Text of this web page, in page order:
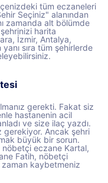
tüm eczaneleri
Seçiniz" alanından
zamanda alt bölümde
harita
İzmir, Antalya,
sıra tüm şehirlerde
gerekti. Fakat siz
hastanenin acil
ve size ilaç yazdı.
gerekiyor. Ancak şehri
büyük bir sorun.
eczane Kartal,
Fatih, nöbetçi
kaybetmeniz